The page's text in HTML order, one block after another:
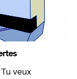
veux